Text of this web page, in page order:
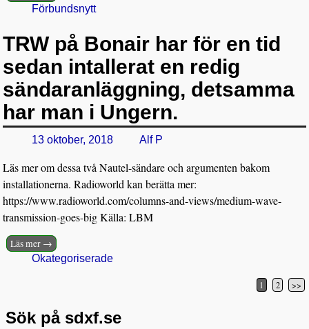
Förbundsnytt
TRW på Bonair har för en tid
sedan intallerat en redig
sändaranläggning, detsamma
har man i Ungern.
13 oktober, 2018 Alf P
Läs mer om dessa två Nautel-sändare och argumenten bakom
installationerna. Radioworld kan berätta mer:
https://www.radioworld.com/columns-and-views/medium-wave-
transmission-goes-big Källa: LBM
Läs mer →
Okategoriserade
1 2 >>
Sök på sdxf.se